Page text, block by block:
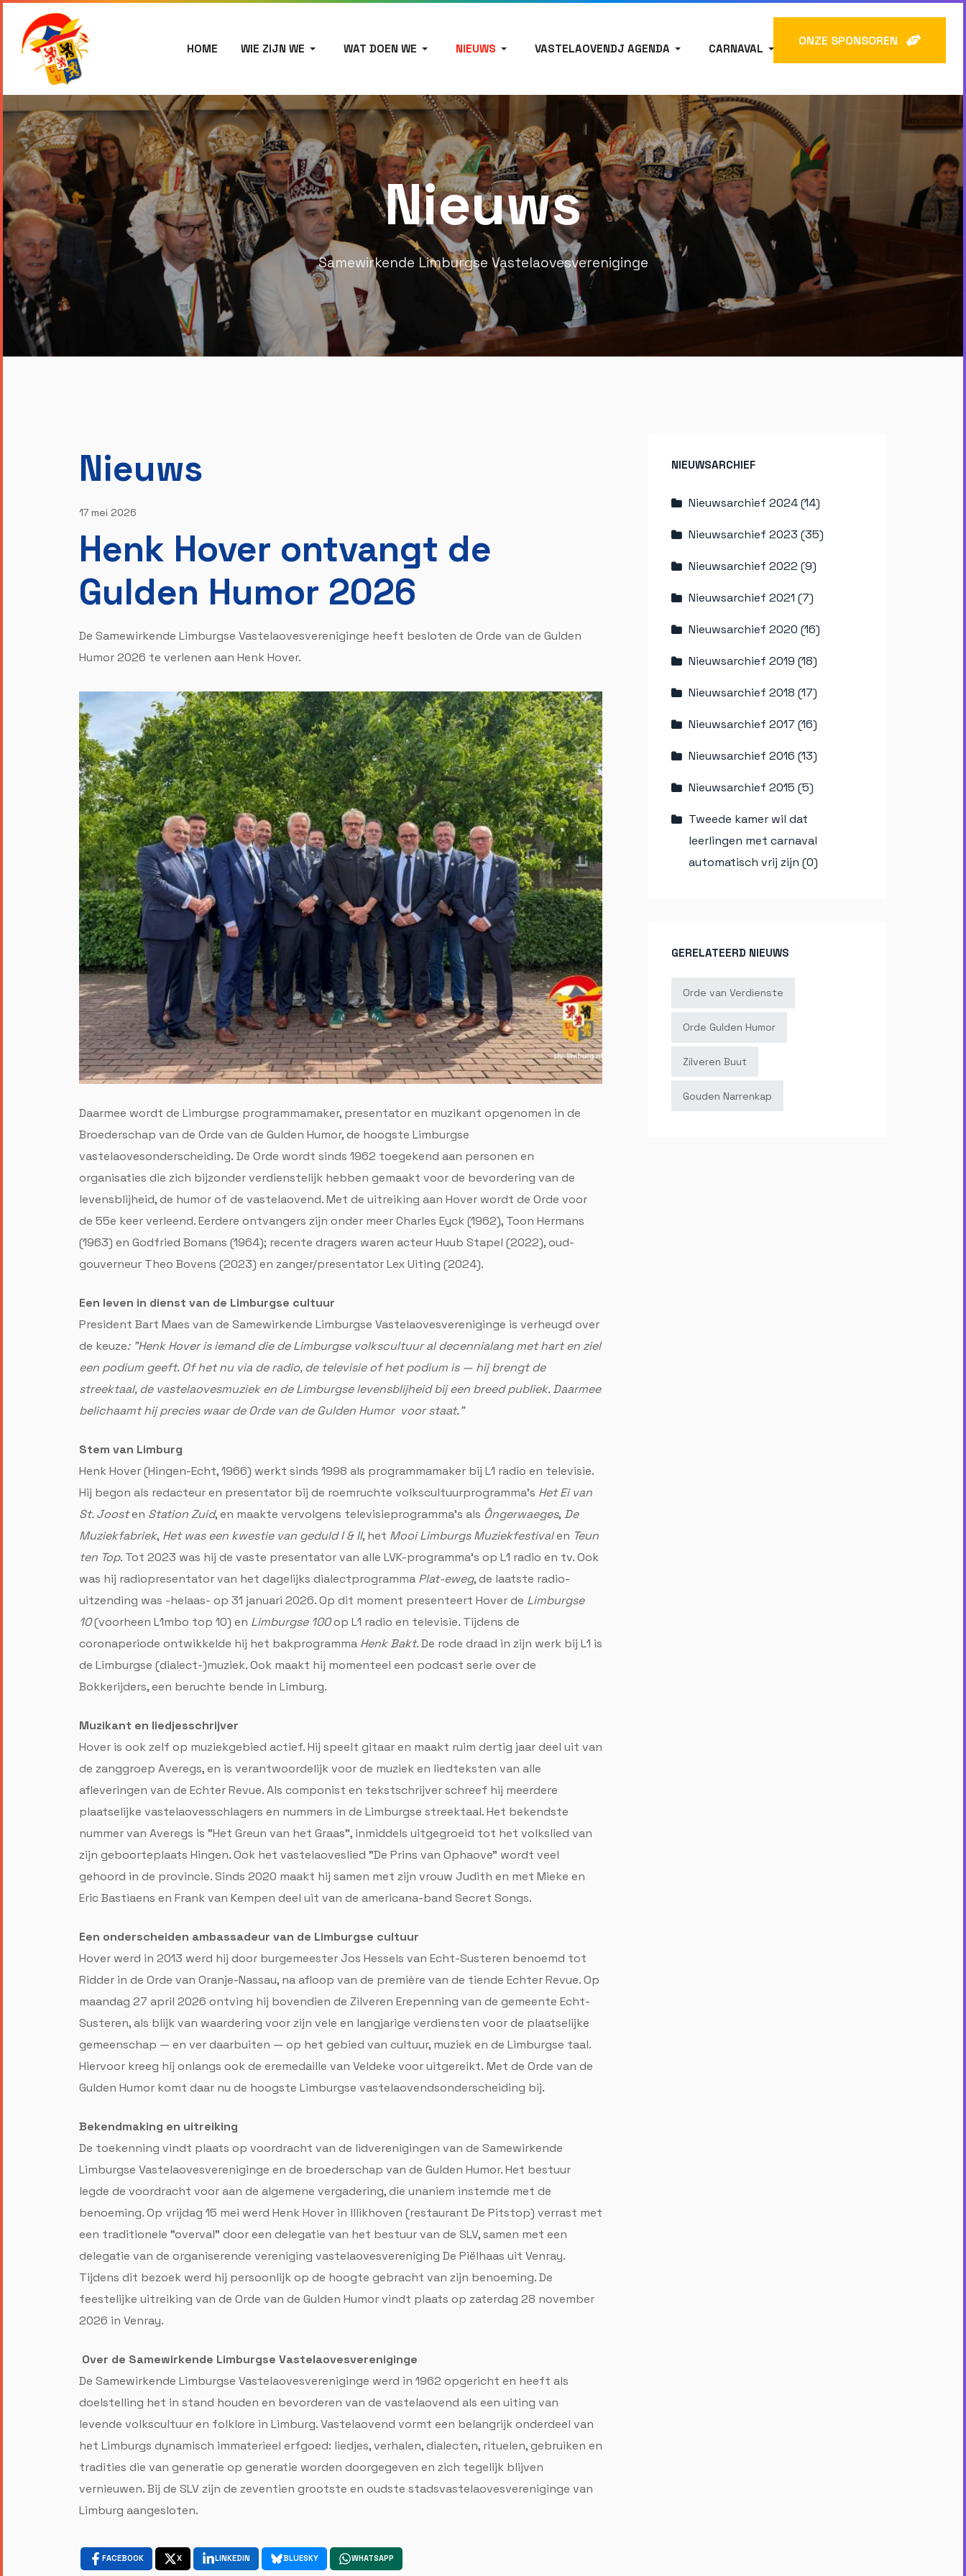
HOME WIE ZIJN WE WAT DOEN WE NIEUWS VASTELAOVENDJ AGENDA CARNAVAL
ONZE SPONSOREN
Nieuws
Samewirkende Limburgse Vastelaovesvereniginge
Nieuws
17 mei 2026
Henk Hover ontvangt de
Gulden Humor 2026
De Samewirkende Limburgse Vastelaovesvereniginge heeft besloten de Orde van de Gulden
Humor 2026 te verlenen aan Henk Hover.
Daarmee wordt de Limburgse programmamaker, presentator en muzikant opgenomen in de
Broederschap van de Orde van de Gulden Humor, de hoogste Limburgse
vastelaovesonderscheiding. De Orde wordt sinds 1962 toegekend aan personen en
organisaties die zich bijzonder verdienstelijk hebben gemaakt voor de bevordering van de
levensblijheid, de humor of de vastelaovend. Met de uitreiking aan Hover wordt de Orde voor
de 55e keer verleend. Eerdere ontvangers zijn onder meer Charles Eyck (1962), Toon Hermans
(1963) en Godfried Bomans (1964); recente dragers waren acteur Huub Stapel (2022), oud-
gouverneur Theo Bovens (2023) en zanger/presentator Lex Uiting (2024).
Een leven in dienst van de Limburgse cultuur
President Bart Maes van de Samewirkende Limburgse Vastelaovesvereniginge is verheugd over
de keuze: "Henk Hover is iemand die de Limburgse volkscultuur al decennialang met hart en ziel
een podium geeft. Of het nu via de radio, de televisie of het podium is — hij brengt de
streektaal, de vastelaovesmuziek en de Limburgse levensblijheid bij een breed publiek. Daarmee
belichaamt hij precies waar de Orde van de Gulden Humor voor staat."
Stem van Limburg
Henk Hover (Hingen-Echt, 1966) werkt sinds 1998 als programmamaker bij L1 radio en televisie.
Hij begon als redacteur en presentator bij de roemruchte volkscultuurprogramma's Het Ei van
St. Joosten Station Zuid, en maakte vervolgens televisieprogramma's als Ôngerwaeges, De
Muziekfabriek, Het was een kwestie van geduld I & II, het Mooi Limburgs Muziekfestivalen Teun
ten Top. Tot 2023 was hij de vaste presentator van alle LVK-programma's op L1 radio en tv. Ook
was hij radiopresentator van het dagelijks dialectprogramma Plat-eweg, de laatste radio-
uitzending was -helaas- op 31 januari 2026. Op dit moment presenteert Hover de Limburgse
10(voorheen L1mbo top 10) en Limburgse 100op L1 radio en televisie. Tijdens de
coronaperiode ontwikkelde hij het bakprogramma Henk Bakt. De rode draad in zijn werk bij L1 is
de Limburgse (dialect-)muziek. Ook maakt hij momenteel een podcast serie over de
Bokkerijders, een beruchte bende in Limburg.
Muzikant en liedjesschrijver
Hover is ook zelf op muziekgebied actief. Hij speelt gitaar en maakt ruim dertig jaar deel uit van
de zanggroep Averegs, en is verantwoordelijk voor de muziek en liedteksten van alle
afleveringen van de Echter Revue. Als componist en tekstschrijver schreef hij meerdere
plaatselijke vastelaovesschlagers en nummers in de Limburgse streektaal. Het bekendste
nummer van Averegs is "Het Greun van het Graas", inmiddels uitgegroeid tot het volkslied van
zijn geboorteplaats Hingen. Ook het vastelaoveslied "De Prins van Ophaove" wordt veel
gehoord in de provincie. Sinds 2020 maakt hij samen met zijn vrouw Judith en met Mieke en
Eric Bastiaens en Frank van Kempen deel uit van de americana-band Secret Songs.
Een onderscheiden ambassadeur van de Limburgse cultuur
Hover werd in 2013 werd hij door burgemeester Jos Hessels van Echt-Susteren benoemd tot
Ridder in de Orde van Oranje-Nassau, na afloop van de première van de tiende Echter Revue. Op
maandag 27 april 2026 ontving hij bovendien de Zilveren Erepenning van de gemeente Echt-
Susteren, als blijk van waardering voor zijn vele en langjarige verdiensten voor de plaatselijke
gemeenschap — en ver daarbuiten — op het gebied van cultuur, muziek en de Limburgse taal.
Hiervoor kreeg hij onlangs ook de eremedaille van Veldeke voor uitgereikt. Met de Orde van de
Gulden Humor komt daar nu de hoogste Limburgse vastelaovendsonderscheiding bij.
Bekendmaking en uitreiking
De toekenning vindt plaats op voordracht van de lidverenigingen van de Samewirkende
Limburgse Vastelaovesvereniginge en de broederschap van de Gulden Humor. Het bestuur
legde de voordracht voor aan de algemene vergadering, die unaniem instemde met de
benoeming. Op vrijdag 15 mei werd Henk Hover in lllikhoven (restaurant De Pitstop) verrast met
een traditionele "overval" door een delegatie van het bestuur van de SLV, samen met een
delegatie van de organiserende vereniging vastelaovesvereniging De Piëlhaas uit Venray.
Tijdens dit bezoek werd hij persoonlijk op de hoogte gebracht van zijn benoeming. De
feestelijke uitreiking van de Orde van de Gulden Humor vindt plaats op zaterdag 28 november
2026 in Venray.
Over de Samewirkende Limburgse Vastelaovesvereniginge
De Samewirkende Limburgse Vastelaovesvereniginge werd in 1962 opgericht en heeft als
doelstelling het in stand houden en bevorderen van de vastelaovend als een uiting van
levende volkscultuur en folklore in Limburg. Vastelaovend vormt een belangrijk onderdeel van
het Limburgs dynamisch immaterieel erfgoed: liedjes, verhalen, dialecten, rituelen, gebruiken en
tradities die van generatie op generatie worden doorgegeven en zich tegelijk blijven
vernieuwen. Bij de SLV zijn de zeventien grootste en oudste stadsvastelaovesvereniginge van
Limburg aangesloten.
FACEBOOK X LINKEDIN BLUESKY WHATSAPP
NIEUWSARCHIEF
Nieuwsarchief 2024 (14)
Nieuwsarchief 2023 (35)
Nieuwsarchief 2022 (9)
Nieuwsarchief 2021 (7)
Nieuwsarchief 2020 (16)
Nieuwsarchief 2019 (18)
Nieuwsarchief 2018 (17)
Nieuwsarchief 2017 (16)
Nieuwsarchief 2016 (13)
Nieuwsarchief 2015 (5)
Tweede kamer wil dat
leerlingen met carnaval
automatisch vrij zijn (0)
GERELATEERD NIEUWS
Orde van Verdienste
Orde Gulden Humor
Zilveren Buut
Gouden Narrenkap